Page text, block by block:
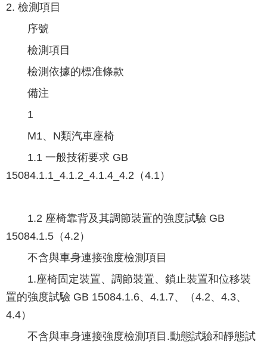
2. 檢測項目
序號
檢測項目
檢測依據的標准條款
備注
1
M1、N類汽車座椅
1.1 一般技術要求 GB
15084.1.1_4.1.2_4.1.4_4.2（4.1）
1.2 座椅靠背及其調節裝置的強度試驗 GB
15084.1.5（4.2）
不含與車身連接強度檢測項目
1.座椅固定裝置、調節裝置、鎖止裝置和位移裝
置的強度試驗 GB 15084.1.6、4.1.7、（4.2、4.3、
4.4）
不含與車身連接強度檢測項目.動態試驗和靜態試